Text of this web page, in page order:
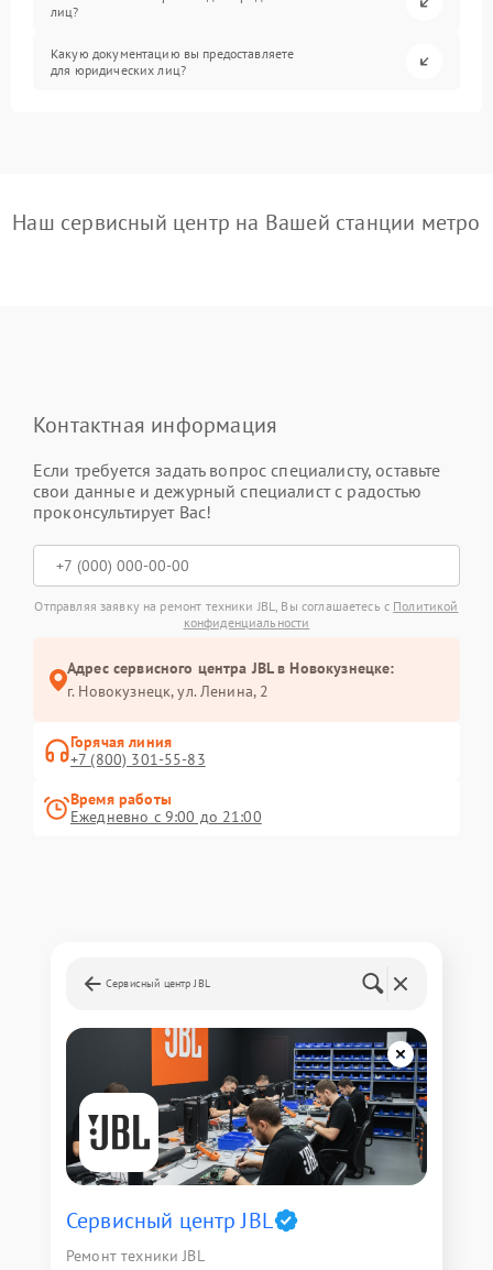
лиц?
Какую документацию вы предоставляете
для юридических лиц?
Наш сервисный центр на Вашей станции метро
Контактная информация
Если требуется задать вопрос специалисту, оставьте
свои данные и дежурный специалист с радостью
проконсультирует Вас!
Отправляя заявку на ремонт техники JBL, Вы соглашаетесь с Политикой
конфиденциальности
Адрес сервисного центра JBL в Новокузнецке:
г. Новокузнецк, ул. Ленина, 2
Горячая линия
+7 (800) 301-55-83
Время работы
Ежедневно с 9:00 до 21:00
Сервисный центр JBL
Сервисный центр JBL
Ремонт техники JBL